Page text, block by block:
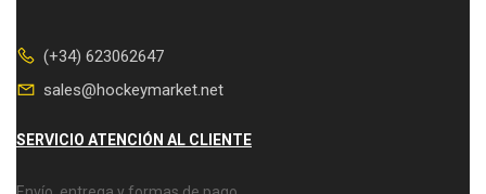
(+34) 623062647
sales@hockeymarket.net
SERVICIO ATENCIÓN AL CLIENTE